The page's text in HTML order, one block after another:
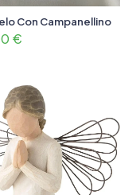
Con Campanellino
€